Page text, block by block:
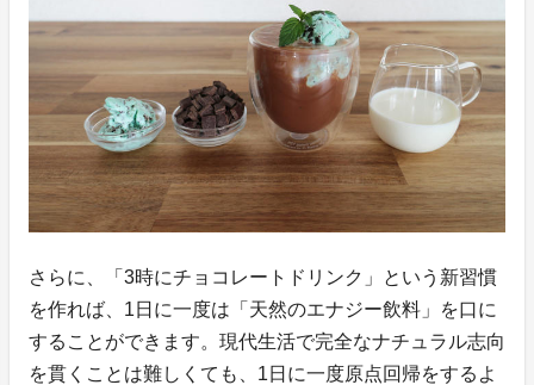
さらに、「3時にチョコレートドリンク」という新習慣
を作れば、1日に一度は「天然のエナジー飲料」を口に
することができます。現代生活で完全なナチュラル志向
を貫くことは難しくても、1日に一度原点回帰をするよ